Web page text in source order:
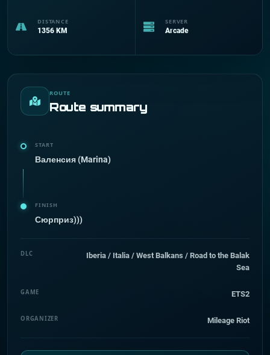
DISTANCE
1356 KM
SERVER
Arcade
ROUTE
Route summary
START
Валенсия (Marina)
FINISH
Сюрприз)))
DLC
Iberia / Italia / West Balkans / Road to the Balak
Sea
GAME ETS2
ORGANIZER Mileage Riot